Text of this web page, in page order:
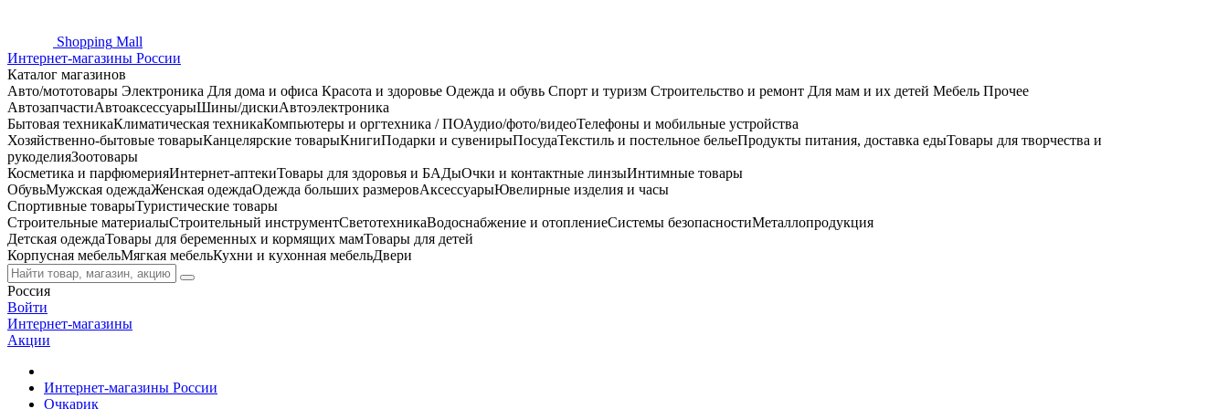
Shopping Mall
Интернет-магазины России
Каталог магазинов
Авто/мототовары Электроника Для дома и офиса Красота и здоровье Одежда и обувь Спорт и туризм Строительство и ремонт Для мам и их детей Мебель Прочее
АвтозапчастиАвтоаксессуарыШины/дискиАвтоэлектроника
Бытовая техникаКлиматическая техникаКомпьютеры и оргтехника / ПОАудио/фото/видеоТелефоны и мобильные устройства
Хозяйственно-бытовые товарыКанцелярские товарыКнигиПодарки и сувенирыПосудаТекстиль и постельное бельеПродукты питания, доставка едыТовары для творчества и
рукоделияЗоотовары
Косметика и парфюмерияИнтернет-аптекиТовары для здоровья и БАДыОчки и контактные линзыИнтимные товары
ОбувьМужская одеждаЖенская одеждаОдежда больших размеровАксессуарыЮвелирные изделия и часы
Спортивные товарыТуристические товары
Строительные материалыСтроительный инструментСветотехникаВодоснабжение и отоплениеСистемы безопасностиМеталлопродукция
Детская одеждаТовары для беременных и кормящих мамТовары для детей
Корпусная мебельМягкая мебельКухни и кухонная мебельДвери
Россия
Войти
Интернет-магазины
Акции
Интернет-магазины России
Очкарик